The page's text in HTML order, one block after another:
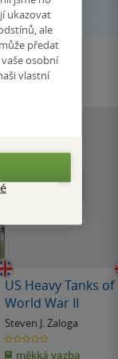
US Heavy Tanks of
World War II
Steven J. Zaloga
0.0
z
5 měkká vazba
ukazovat
ale
předat
osobní
vlastní